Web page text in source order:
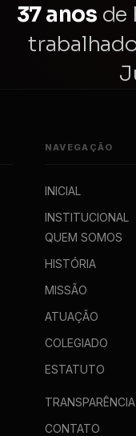
37 anos de
NAVEGAÇÃO
INICIAL
INSTITUCIONAL
QUEM SOMOS
HISTÓRIA
MISSÃO
ATUAÇÃO
COLEGIADO
ESTATUTO
TRANSPARÊNCIA
CONTATO